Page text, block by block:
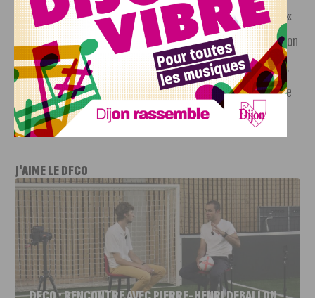
part entière », le plus haut grade que peut avoir un pays, à «
démocratie défaillantes ». La France a notamment perdu son
statut en raison des restrictions de liberté de mouvement.
En tête des démocraties, la Norvège, à l’inverse de la Corée
du Nord dernière du classement.
J'AIME LE DFCO